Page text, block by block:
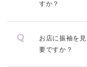
すか？
お店に振袖を
要ですか？